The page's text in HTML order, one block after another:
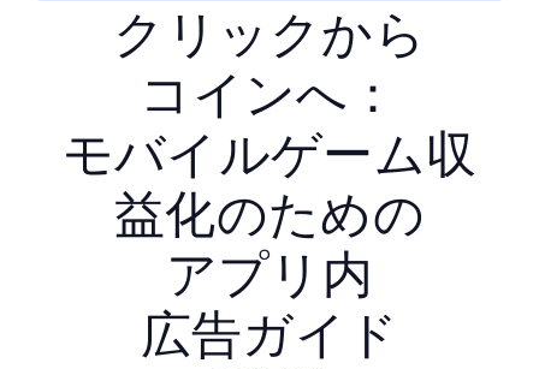
クリックから​
コインへ​：
モバイルゲーム収
益化の​ための​
アプリ内​
広告ガイド